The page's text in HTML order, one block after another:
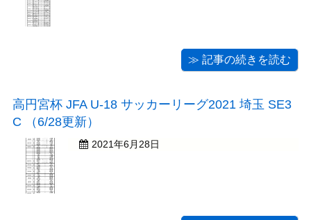
≫ 記事の続きを読む
高円宮杯 JFA U-18 サッカーリーグ2021 埼玉 SE3
C （6/28更新）
2021年6月28日